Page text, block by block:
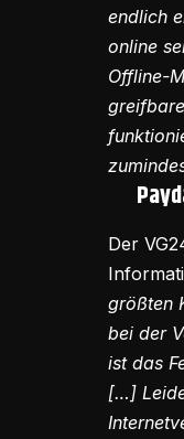
endlich
online
Offline-
Der
größten
bei der
ist das
[…]